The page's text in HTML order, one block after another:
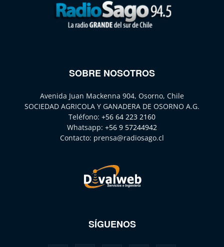
SOBRE NOSOTROS
Avenida Juan Mackenna 904, Osorno, Chile
SOCIEDAD AGRICOLA Y GANADERA DE OSORNO A.G.
Teléfono: +56 64 223 2160
Whatsapp: +56 9 57244942
Contacto: prensa@radiosago.cl
SÍGUENOS